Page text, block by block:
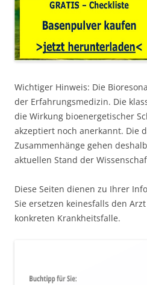
Wichtiger Hinweis: Die
der Erfahrungsmedizin. Die
die Wirkung bioenergetischer
akzeptiert noch anerkannt. Die
Zusammenhänge gehen
aktuellen Stand der
Diese Seiten dienen zu Ihrer
Sie ersetzen keinesfalls den
konkreten Krankheitsfalle.